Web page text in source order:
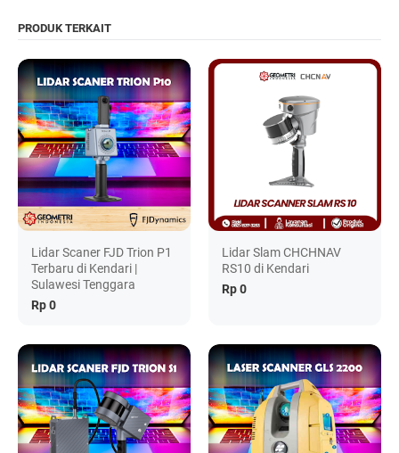
PRODUK TERKAIT
Lidar Scaner FJD Trion P1
Terbaru di Kendari |
Sulawesi Tenggara
Rp 0
Lidar Slam CHCHNAV
RS10 di Kendari
Rp 0